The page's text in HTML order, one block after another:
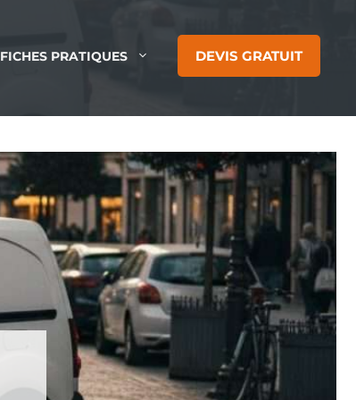
FICHES PRATIQUES DEVIS GRATUIT